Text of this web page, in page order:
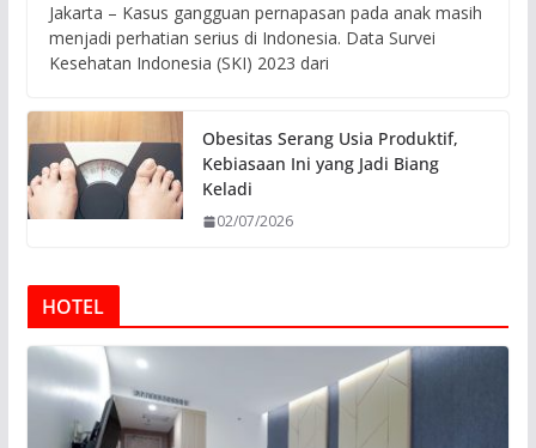
Jakarta – Kasus gangguan pernapasan pada anak masih
menjadi perhatian serius di Indonesia. Data Survei
Kesehatan Indonesia (SKI) 2023 dari
Obesitas Serang Usia Produktif,
Kebiasaan Ini yang Jadi Biang
Keladi
02/07/2026
HOTEL